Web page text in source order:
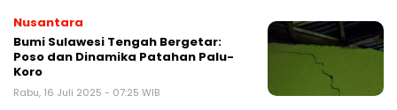
Nusantara
Bumi Sulawesi Tengah Bergetar:
Poso dan Dinamika Patahan Palu-
Koro
Rabu, 16 Juli 2025 - 07:25 WIB